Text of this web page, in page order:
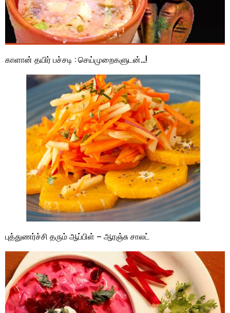
காளான் தயிர் பச்சடி : செய்முறைகளுடன்…!
புத்துணர்ச்சி தரும் ஆப்பிள் – ஆரஞ்சு சாலட்